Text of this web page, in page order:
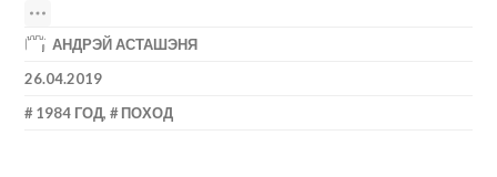
АНДРЭЙ АСТАШЭНЯ
26.04.2019
1984 ГОД, ПОХОД